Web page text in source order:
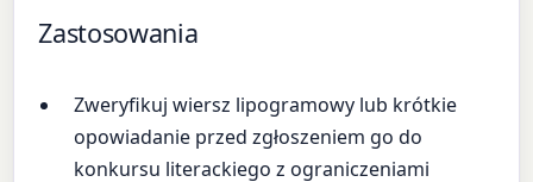
Zastosowania
Zweryfikuj wiersz lipogramowy lub krótkie
opowiadanie przed zgłoszeniem go do
konkursu literackiego z ograniczeniami